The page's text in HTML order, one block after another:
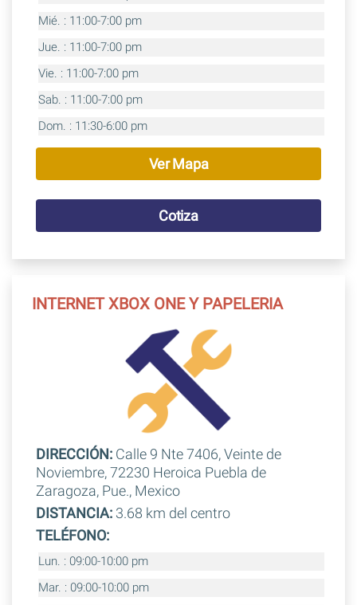
Mié. : 11:00-7:00 pm
Jue. : 11:00-7:00 pm
Vie. : 11:00-7:00 pm
Sab. : 11:00-7:00 pm
Dom. : 11:30-6:00 pm
Ver Mapa
Cotiza
INTERNET XBOX ONE Y PAPELERIA
DIRECCIÓN:Calle 9 Nte 7406, Veinte de
Noviembre, 72230 Heroica Puebla de
Zaragoza, Pue., Mexico
DISTANCIA:3.68 km del centro
TELÉFONO:
Lun. : 09:00-10:00 pm
Mar. : 09:00-10:00 pm